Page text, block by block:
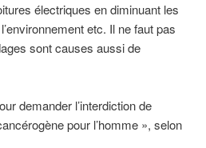
électriques en diminuant les
etc. Il ne faut pas
sont causes aussi de
demander l’interdiction de
pour l’homme », selon